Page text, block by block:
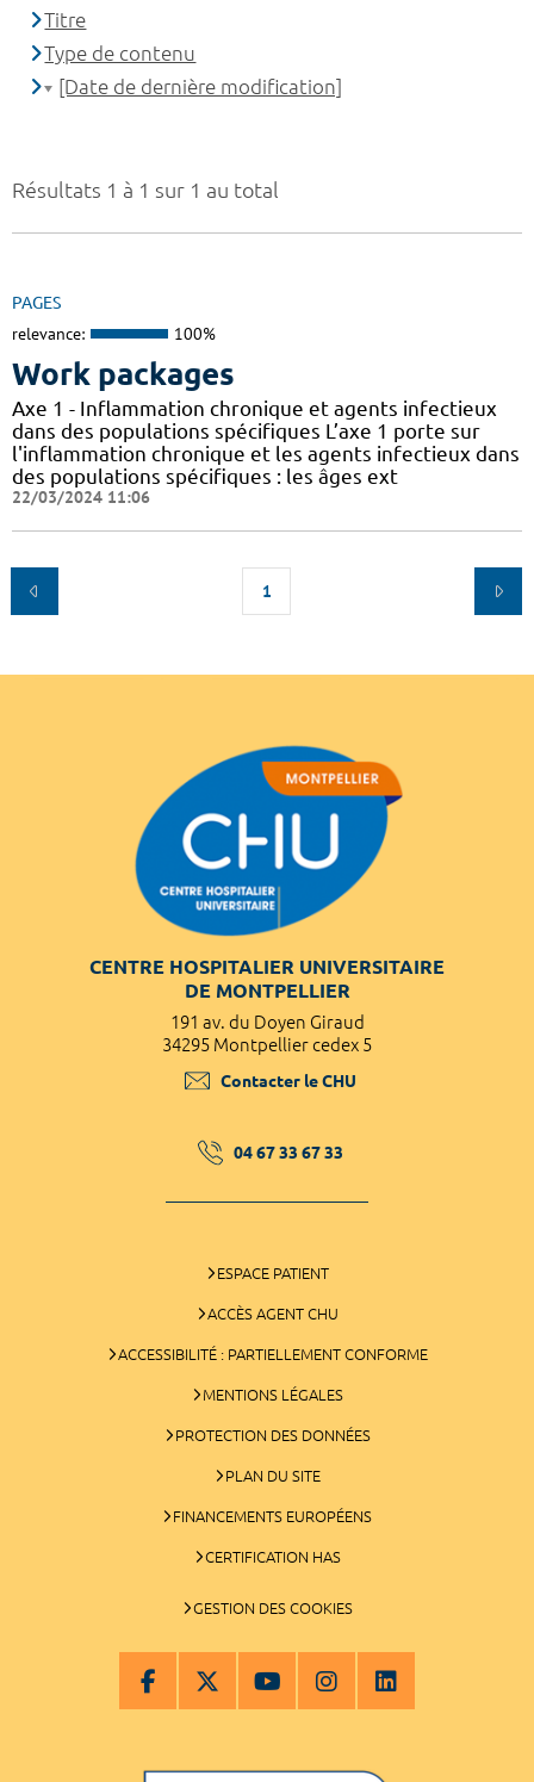
Résultats 1 à 1 sur 1 au total
PAGES
relevance: 100%
Work packages
Axe 1 - Inflammation chronique et agents infectieux
dans des populations spécifiques L’axe 1 porte sur
l'inflammation chronique et les agents infectieux dans
des populations spécifiques : les âges ext
22/03/2024 11:06
1
Titre
Type de contenu
[Date de dernière modification]
CENTRE HOSPITALIER UNIVERSITAIRE
DE MONTPELLIER
191 av. du Doyen Giraud
34295 Montpellier cedex 5
Contacter le CHU
04 67 33 67 33
ESPACE PATIENT
ACCÈS AGENT CHU
ACCESSIBILITÉ : PARTIELLEMENT CONFORME
MENTIONS LÉGALES
PROTECTION DES DONNÉES
PLAN DU SITE
FINANCEMENTS EUROPÉENS
CERTIFICATION HAS
GESTION DES COOKIES